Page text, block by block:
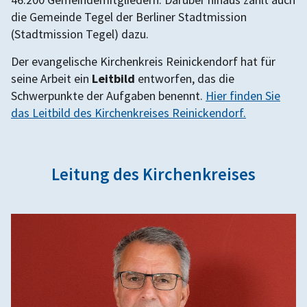
die Gemeinde Tegel der Berliner Stadtmission
(Stadtmission Tegel) dazu.
Der evangelische Kirchenkreis Reinickendorf hat für
seine Arbeit ein Leitbild entworfen, das die
Schwerpunkte der Aufgaben benennt. Hier finden Sie
das Leitbild des Kirchenkreises Reinickendorf.
Leitung des Kirchenkreises